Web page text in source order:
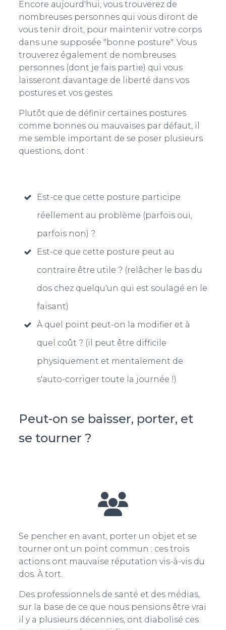
Encore aujourd'hui, vous trouverez de
nombreuses personnes qui vous diront de
vous tenir droit, pour maintenir votre corps
dans une supposée "bonne posture". Vous
trouverez également de nombreuses
personnes (dont je fais partie) qui vous
laisseront davantage de liberté dans vos
postures et vos gestes.
Plutôt que de définir certaines postures
comme bonnes ou mauvaises par défaut, il
me semble important de se poser plusieurs
questions, dont :
Est-ce que cette posture participe
réellement au problème (parfois oui,
parfois non) ?
Est-ce que cette posture peut au
contraire être utile ? (relâcher le bas du
dos chez quelqu'un qui est soulagé en le
faisant)
À quel point peut-on la modifier et à
quel coût ? (il peut être difficile
physiquement et mentalement de
s'auto-corriger toute la journée !)
Peut-on se baisser, porter, et
se tourner ?
Se pencher en avant, porter un objet et se
tourner ont un point commun : ces trois
actions ont mauvaise réputation vis-à-vis du
dos. À tort.
Des professionnels de santé et des médias,
sur la base de ce que nous pensions être vrai
il y a plusieurs décennies, ont diabolisé ces